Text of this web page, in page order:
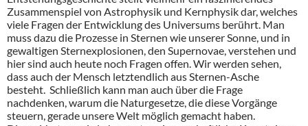
Zusammenspiel von Astrophysik und Kernphysik dar, welches
viele Fragen der Entwicklung des Universums berührt. Man
muss dazu die Prozesse in Sternen wie unserer Sonne, und in
gewaltigen Sternexplosionen, den Supernovae, verstehen und
hier sind auch heute noch Fragen offen. Wir werden sehen,
dass auch der Mensch letztendlich aus Sternen-Asche
besteht. Schließlich kann man auch über die Frage
nachdenken, warum die Naturgesetze, die diese Vorgänge
steuern, gerade unsere Welt möglich gemacht haben.